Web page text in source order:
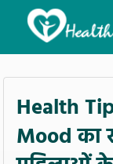
Health
Mood का